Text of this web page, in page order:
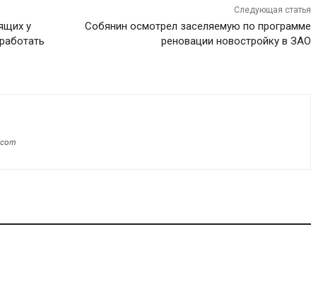
у
Следующая статья
Собянин осмотрел заселяемую по программе
реновации новостройку в ЗАО